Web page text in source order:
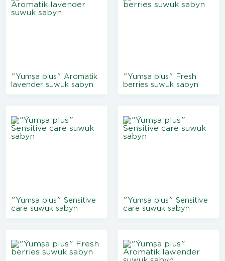
"Ýumşa plus" Aromatik
lavender suwuk sabyn
"Ýumşa plus" Fresh
berries suwuk sabyn
"Ýumşa plus" Sensitive
care suwuk sabyn
"Ýumşa plus" Sensitive
care suwuk sabyn